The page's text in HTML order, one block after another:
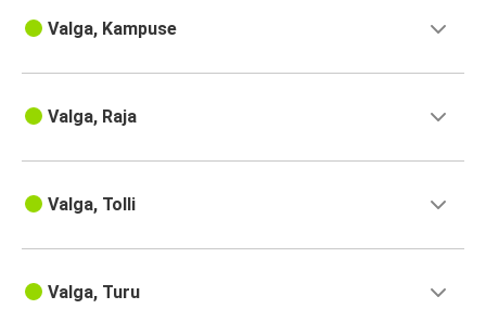
Valga, Kampuse
Valga, Raja
Valga, Tolli
Valga, Turu